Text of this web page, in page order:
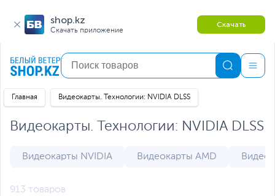
shop.kz
Скачать приложение
Скачать
Главная Видеокарты. Технологии: NVIDIA DLSS
Видеокарты. Технологии: NVIDIA DLSS
Видеокарты NVIDIA Видеокарты AMD
913 товаров